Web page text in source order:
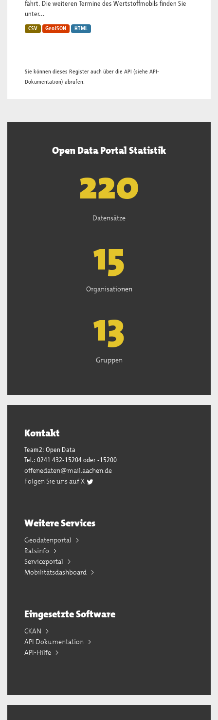
fährt. Die weiteren Termine des Wertstoffmobils finden Sie
unter...
CSV GeoJSON HTML
Sie können dieses Register auch über die API (siehe API-
Dokumentation) abrufen.
Open Data Portal Statistik
222
Datensätze
15
Organisationen
13
Gruppen
Kontakt
Team2: Open Data
Tel.: 0241 432-15204 oder -15200
offenedaten@mail.aachen.de
Folgen Sie uns auf X
Weitere Services
Geodatenportal
Ratsinfo
Serviceportal
Mobilitätsdashboard
Eingesetzte Software
CKAN
API Dokumentation
API-Hilfe